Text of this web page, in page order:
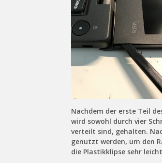
Nachdem der erste Teil
wird sowohl durch vier
verteilt sind, gehalten.
genutzt werden, um den
die Plastikklipse sehr